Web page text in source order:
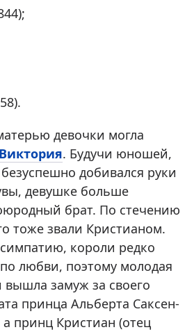
девочки могла
. Будучи юношей,
добивался руки
девушке больше
брат. По стечению
тоже звали Кристианом.
короли редко
любви, поэтому молодая
вышла замуж за своего
принца Альберта Саксен-
а принц Кристиан (отец